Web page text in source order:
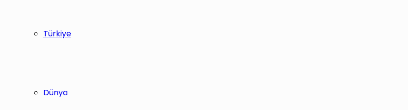
Türkiye
Dünya